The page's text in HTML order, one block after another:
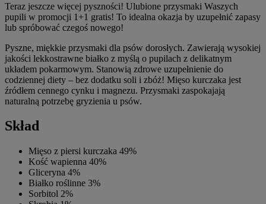
Teraz jeszcze więcej pyszności! Ulubione przysmaki Waszych
pupili w promocji 1+1 gratis! To idealna okazja by uzupełnić zapasy
lub spróbować czegoś nowego!
Pyszne, miękkie przysmaki dla psów dorosłych. Zawierają wysokiej
jakości lekkostrawne białko z myślą o pupilach z delikatnym
układem pokarmowym. Stanowią zdrowe uzupełnienie do
codziennej diety – bez dodatku soli i zbóż! Mięso kurczaka jest
źródłem cennego cynku i magnezu. Przysmaki zaspokajają
naturalną potrzebę gryzienia u psów.
Skład
Mięso z piersi kurczaka 49%
Kość wapienna 40%
Gliceryna 4%
Białko roślinne 3%
Sorbitol 2%